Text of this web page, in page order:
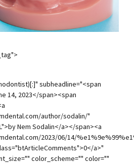
subheadline="<span
14, 2023</span><span
author/sodalin/"
Nem Sodalin</a></span><a
2023/06/14/
a>"
color_scheme="" color=""